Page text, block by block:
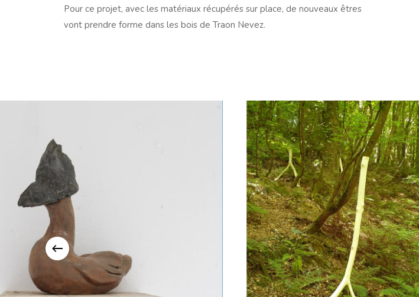
Pour ce projet, avec les matériaux récupérés sur place, de nouveaux êtres
vont prendre forme dans les bois de Traon Nevez.